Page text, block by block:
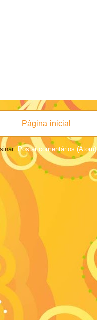
Página inicial
Postar comentários (Atom)